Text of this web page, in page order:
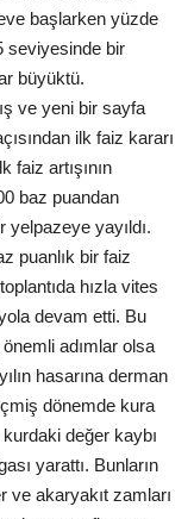
başlarken yüzde
seviyesinde bir
büyüktü.
ve yeni bir sayfa
ilk faiz kararı
faiz artışının
baz puandan
yelpazeye yayıldı.
puanlık bir faiz
hızla vites
devam etti. Bu
adımlar olsa
hasarına derman
dönemde kura
değer kaybı
yarattı. Bunların
ve akaryakıt zamları